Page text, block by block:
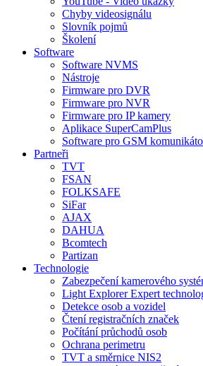
Chyby videosignálu
Slovník pojmů
Školení
Software
Software NVMS
Nástroje
Firmware pro DVR
Firmware pro NVR
Firmware pro IP kamery
Aplikace SuperCamPlus
Software pro GSM
Partneři
TVT
FSAN
FOLKSAFE
SiFar
AJAX
DAHUA
Bcomtech
Partizan
Technologie
Zabezpečení kamerového
Light Explorer Expert
Detekce osob a vozidel
Čtení registračních značek
Počítání průchodů osob
Ochrana perimetru
TVT a směrnice NIS2